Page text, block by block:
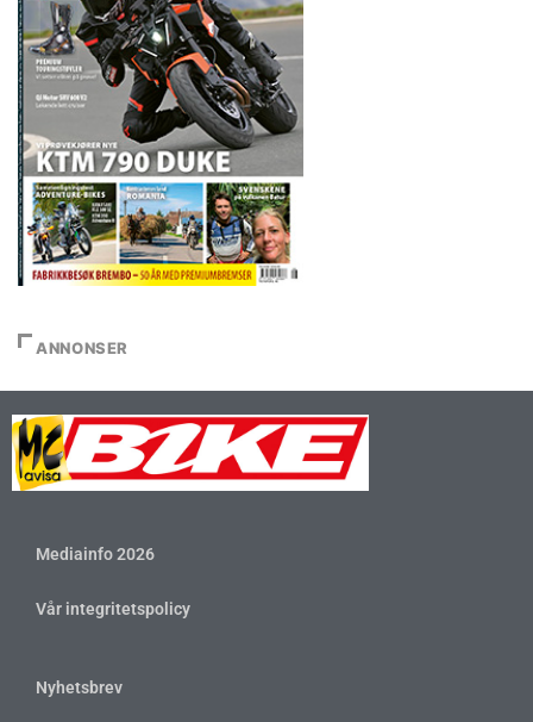
ANNONSER
Mediainfo 2026
Vår integritetspolicy
Nyhetsbrev